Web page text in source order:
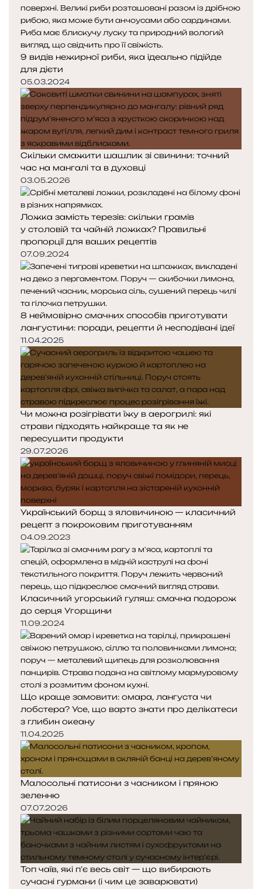
9 видів нежирної риби, яка ідеально підійде
для дієти
05.03.2024
Скільки смажити шашлик зі свинини: точний
час на мангалі та в духовці
03.05.2026
Ложка замість терезів: скільки грамів
у столовій та чайній ложках? Правильні
пропорції для ваших рецептів
07.09.2024
8 неймовірно смачних способів приготувати
лангустини: поради, рецепти й несподівані ідеї
11.04.2025
Чи можна розігрівати їжу в аерогрилі: які
страви підходять найкраще та як не
пересушити продукти
29.07.2026
Український борщ з яловичиною — класичний
рецепт з покроковим приготуванням
04.09.2023
Класичний угорський гуляш: смачна подорож
до серця Угорщини
11.09.2024
Що краще замовити: омара, лангуста чи
лобстера? Усе, що варто знати про делікатеси
з глибин океану
11.04.2025
Малосольні патисони з часником і пряною
зеленню
07.07.2026
Топ чаїв, які п’є весь світ — що вибирають
сучасні гурмани (і чим це заварювати)